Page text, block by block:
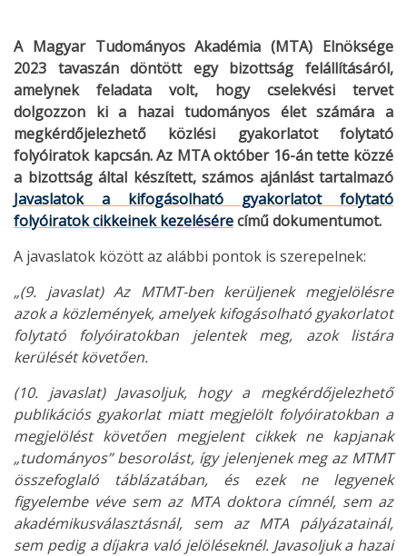
A Magyar Tudományos Akadémia (MTA) Elnöksége
2023 tavaszán döntött egy bizottság felállításáról,
amelynek feladata volt, hogy cselekvési tervet
dolgozzon ki a hazai tudományos élet számára a
megkérdőjelezhető közlési gyakorlatot folytató
folyóiratok kapcsán. Az MTA október 16-án tette közzé
a bizottság által készített, számos ajánlást tartalmazó
Javaslatok a kifogásolható gyakorlatot folytató
folyóiratok cikkeinek kezelésérecímű dokumentumot.
A javaslatok között az alábbi pontok is szerepelnek:
„(9. javaslat) Az MTMT-ben kerüljenek megjelölésre
azok a közlemények, amelyek kifogásolható gyakorlatot
folytató folyóiratokban jelentek meg, azok listára
kerülését követően.
(10. javaslat) Javasoljuk, hogy a megkérdőjelezhető
publikációs gyakorlat miatt megjelölt folyóiratokban a
megjelölést követően megjelent cikkek ne kapjanak
„tudományos” besorolást, így jelenjenek meg az MTMT
összefoglaló táblázatában, és ezek ne legyenek
figyelembe véve sem az MTA doktora címnél, sem az
akadémikusválasztásnál, sem az MTA pályázatainál,
sem pedig a díjakra való jelöléseknél. Javasoljuk a hazai